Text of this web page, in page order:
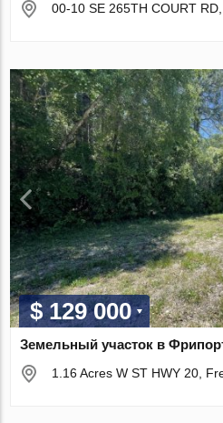
00-10 SE 265TH COURT
$ 129 000
Земельный участок в
1.16 Acres W ST HWY 20,